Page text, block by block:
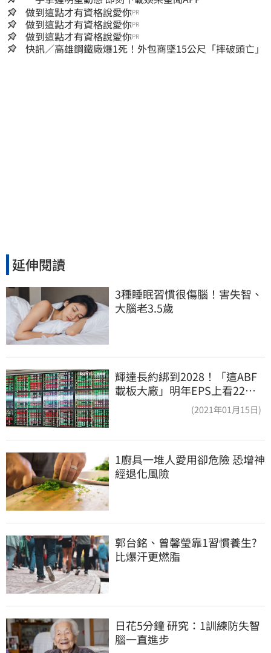
做到這點才有資格說愛你PR
做到這點才有資格說愛你PR
做到這點才有資格說愛你PR
快訊／高雄鋼鐵廠爆1死！外包商墜15公尺「摔破頭亡」
延伸閱讀
3種睡眠習慣很傷腦！害失智、
大腦老3.5歲
輝達長約綁到2028！「這ABF
載板大廠」明年EPS上看22
元 目標價至1000元(2021年01月15日)
1廚具一堆人愛用卻危險 恐增神
經退化風險
郭台銘、曾馨瑩靠1習慣養生?
比爆汗更燃脂
日花5分鐘 研究：1訓練防失智
腦一直進步